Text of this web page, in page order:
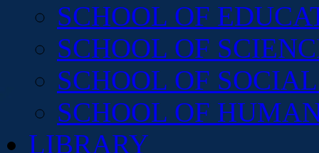
SCHOOL OF
SCHOOL OF
SCHOOL OF
SCHOOL OF
LIBRARY